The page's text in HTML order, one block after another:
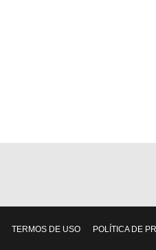
TERMOS DE USO
POLÍTICA DE